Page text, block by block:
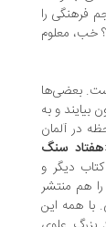
را
و به
سنگ
و
این